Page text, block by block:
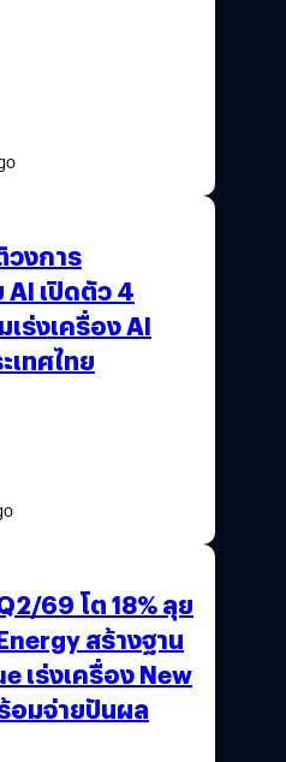
วงการ
เปิดตัว 4
ร่งเครื่อง AI
เทศไทย
69 โต 18% ลุย
สร้างฐาน
เร่งเครื่อง New
อมจ่ายปันผล